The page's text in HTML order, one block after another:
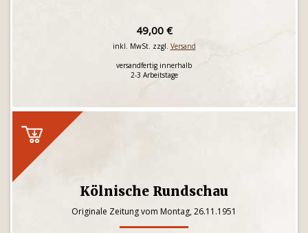
49,00 €
inkl. MwSt. zzgl. Versand
versandfertig innerhalb
2-3 Arbeitstage
Kölnische Rundschau
Originale Zeitung vom Montag, 26.11.1951